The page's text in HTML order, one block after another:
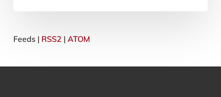
Feeds | RSS2 | ATOM